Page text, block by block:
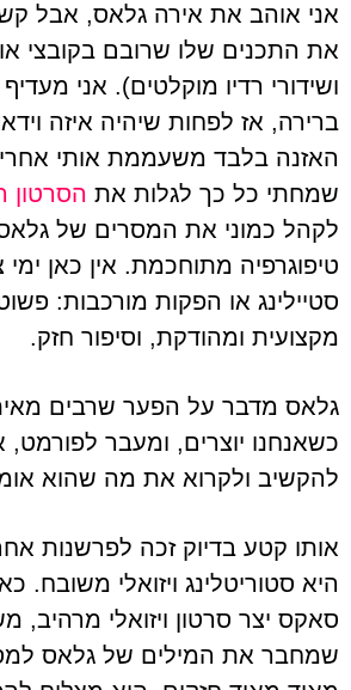
אני אוהב את אירה גלאס, אבל
את התכנים שלו שרובם בקובצי
ושידורי רדיו מוקלטים). אני
ברירה, אז לפחות שיהיה איזה
שמחתי כל כך לגלות את הסרטון
לקהל כמוני את המסרים של
טיפוגרפיה מתוחכמת. אין כאן ימי
סטיילינג או הפקות מורכבות:
מקצועית ומהודקת, וסיפור חזק.
גלאס מדבר על הפער שרבים
כשאנחנו יוצרים, ומעבר לפורמט,
להקשיב ולקרוא את מה שהוא
אותו קטע בדיוק זכה לפרשנות
היא סטוריטלינג ויזואלי משובח.
סאקס יצר סרטון ויזואלי מרהיב,
שמחבר את המילים של גלאס